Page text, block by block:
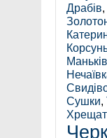
Драбів,
Сушки,